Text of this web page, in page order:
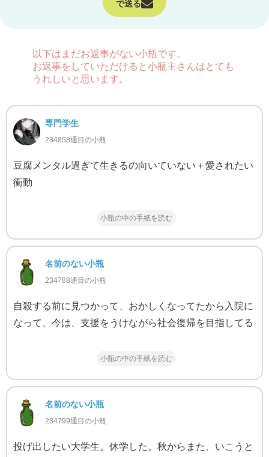
で送る
以下はまだお返事がない小瓶です。
お返事をしていただけると小瓶主さんはとても
うれしいと思います。
専門学生
234858通目の小瓶
豆腐メンタル過ぎて生きるの向いていない＋愛されたい
衝動
小瓶の中の手紙を読む
名前のない小瓶
234788通目の小瓶
自殺する前に見つかって、おかしくなってたから入院に
なって、今は、支援をうけながら社会復帰を目指してる
小瓶の中の手紙を読む
名前のない小瓶
234799通目の小瓶
投げ出したい大学生。休学した。秋からまた、いこうと